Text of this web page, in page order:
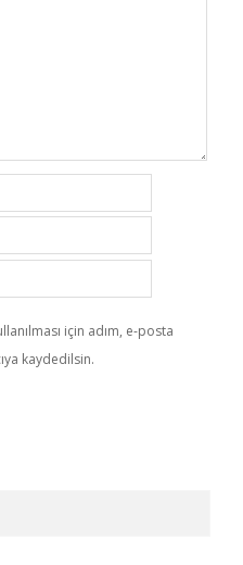
için adım, e-posta
kaydedilsin.